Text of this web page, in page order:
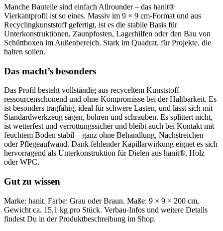
Manche Bauteile sind einfach Allrounder – das hanit®
Vierkantprofil ist so eines. Massiv im 9 × 9 cm-Format und aus
Recyclingkunststoff gefertigt, ist es die stabile Basis für
Unterkonstruktionen, Zaunpfosten, Lagerhilfen oder den Bau von
Schüttboxen im Außenbereich. Stark im Quadrat, für Projekte, die
halten sollen.
Das macht’s besonders
Das Profil besteht vollständig aus recyceltem Kunststoff –
ressourcenschonend und ohne Kompromisse bei der Haltbarkeit. Es
ist besonders tragfähig, ideal für schwere Lasten, und lässt sich mit
Standardwerkzeug sägen, bohren und schrauben. Es splittert nicht,
ist wetterfest und verrottungssicher und bleibt auch bei Kontakt mit
feuchtem Boden stabil – ganz ohne Behandlung, Nachstreichen
oder Pflegeaufwand. Dank fehlender Kapillarwirkung eignet es sich
hervorragend als Unterkonstruktion für Dielen aus hanit®, Holz
oder WPC.
Gut zu wissen
Marke: hanit. Farbe: Grau oder Braun. Maße: 9 × 9 × 200 cm,
Gewicht ca. 15,1 kg pro Stück. Verbau-Infos und weitere Details
findest Du in der Produktbeschreibung im Shop.